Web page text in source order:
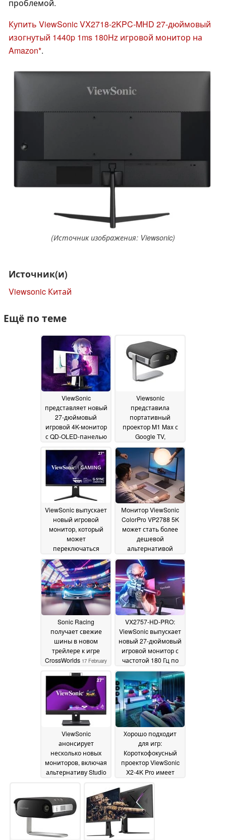
проблемой.
Купить ViewSonic VX2718-2KPC-MHD 27-дюймовый
изогнутый 1440p 1ms 180Hz игровой монитор на
Amazon .
(Источник изображения: Viewsonic)
Источник(и)
Viewsonic Китай
Ещё по теме
ViewSonic
представляет новый
27-дюймовый
игровой 4K-монитор
с QD-OLED-панелью
C PD
15 July 2025
Viewsonic
представила
портативный
проектор M1 Max с
Google TV,
динамиками Harman
Kardon и
возможностью
работы от
электросети09 April
2025
ViewSonic выпускает
новый игровой
монитор, который
может
переключаться
между 160 Гц@4K и
320 Гц@1080p20 March
2025
Монитор ViewSonic
ColorPro VP2788 5K
может стать более
дешевой
альтернативой
Apple'Studio Display15
March 2025
Sonic Racing
получает свежие
шины в новом
трейлере к игре
CrossWorlds 17 February
VX2757-HD-PRO:
ViewSonic выпускает
новый 27-дюймовый
игровой монитор с
частотой 180 Гц по
доступной цене05
January 2025
ViewSonic
анонсирует
несколько новых
мониторов, включая
альтернативу Studio
контролем осанки16
December 2024
Хорошо подходит
для игр:
Короткофокусный
проектор ViewSonic
X2-4K Pro имеет
до 240 Гц и низкую
задержку ввода
October 2024